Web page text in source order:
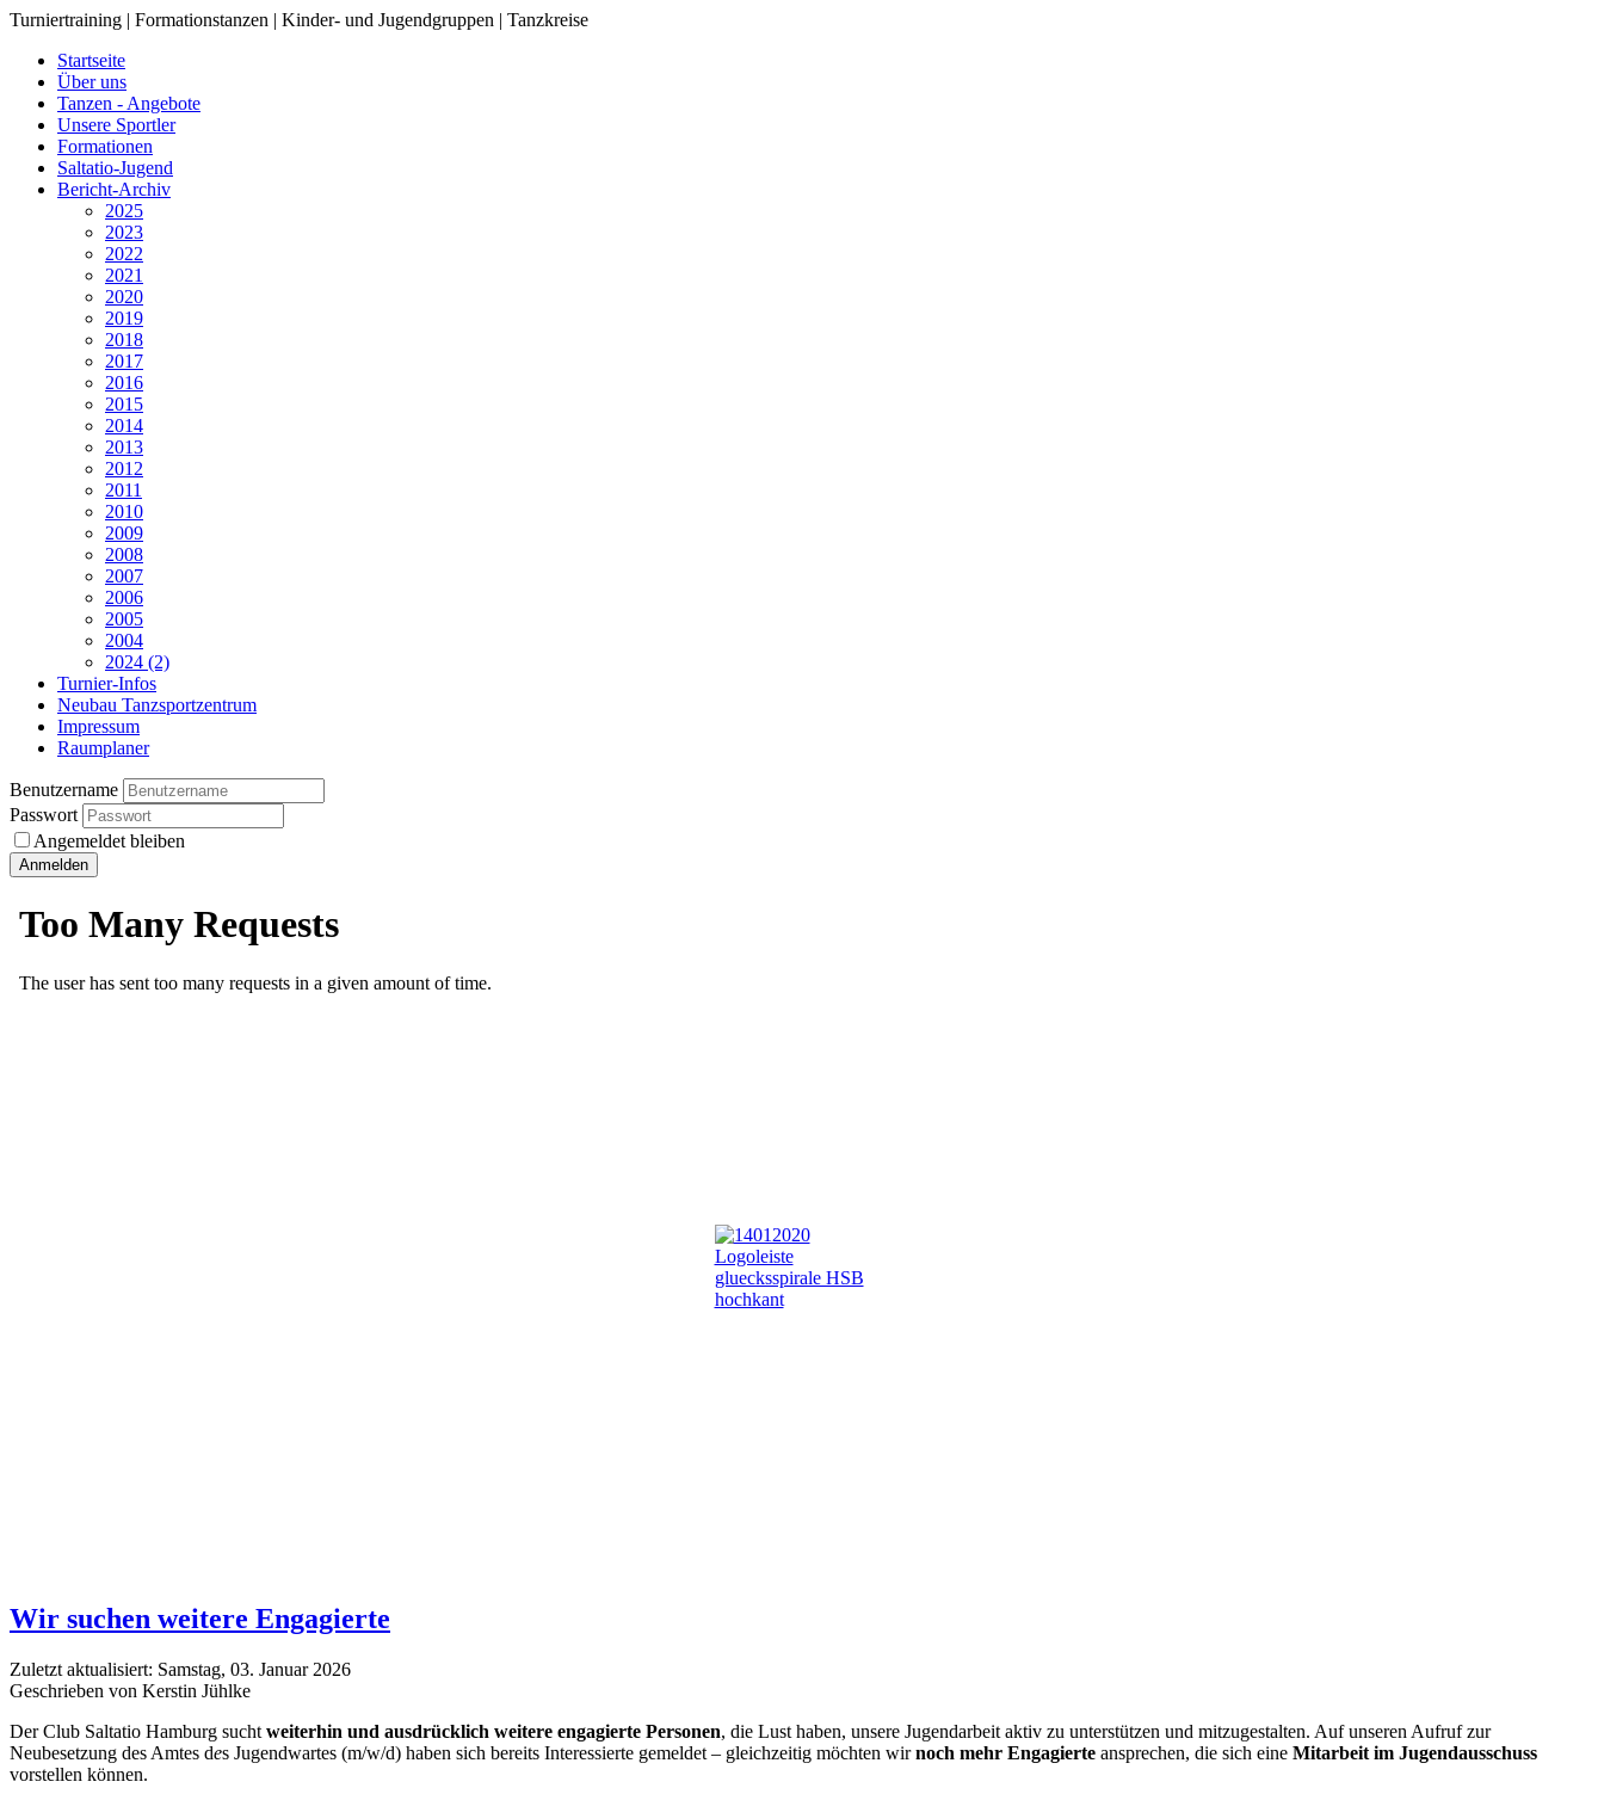
Turniertraining | Formationstanzen | Kinder- und Jugendgruppen | Tanzkreise
Startseite
Über uns
Tanzen - Angebote
Unsere Sportler
Formationen
Saltatio-Jugend
Bericht-Archiv
2025
2023
2022
2021
2020
2019
2018
2017
2016
2015
2014
2013
2012
2011
2010
2009
2008
2007
2006
2005
2004
2024 (2)
Turnier-Infos
Neubau Tanzsportzentrum
Impressum
Raumplaner
Benutzername
Passwort
Angemeldet bleiben
Wir suchen weitere Engagierte
Zuletzt aktualisiert: Samstag, 03. Januar 2026
Geschrieben von Kerstin Jühlke
Der Club Saltatio Hamburg sucht weiterhin und ausdrücklich weitere engagierte Personen, die Lust haben, unsere Jugendarbeit aktiv zu unterstützen und mitzugestalten. Auf unseren Aufruf zur
Neubesetzung des Amtes des Jugendwartes (m/w/d) haben sich bereits Interessierte gemeldet – gleichzeitig möchten wirnoch mehr Engagierte ansprechen, die sich eine Mitarbeit im Jugendausschuss
vorstellen können.